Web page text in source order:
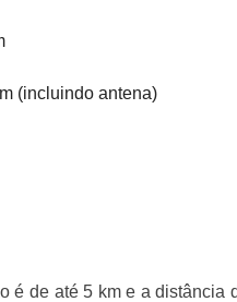
(incluindo antena)
é de até 5 km e a distância